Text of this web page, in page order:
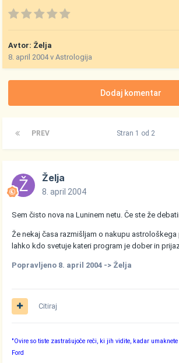
Avtor: Želja
8. april 2004vAstrologija
Dodaj komentar
PREV Stran 1 od 2
Želja
8. april 2004
Sem čisto nova na Luninem netu. Če ste že
Že nekaj časa razmišljam o nakupu astrološkega
lahko kdo svetuje kateri program je dober in
Popravljeno 8. april 2004 -> Želja
Citiraj
"Ovire so tiste zastrašujoče reči, ki jih vidite, kadar
Ford